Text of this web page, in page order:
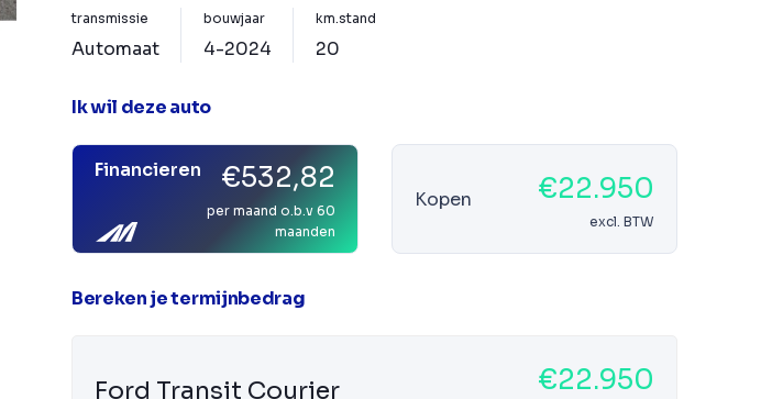
transmissie
Automaat
bouwjaar
4-2024
km.stand
20
Ik wil deze auto
Financieren €532,82
per maand o.b.v 60
maanden
Kopen €22.950
excl. BTW
Bereken je termijnbedrag
Ford Transit Courier €22.950